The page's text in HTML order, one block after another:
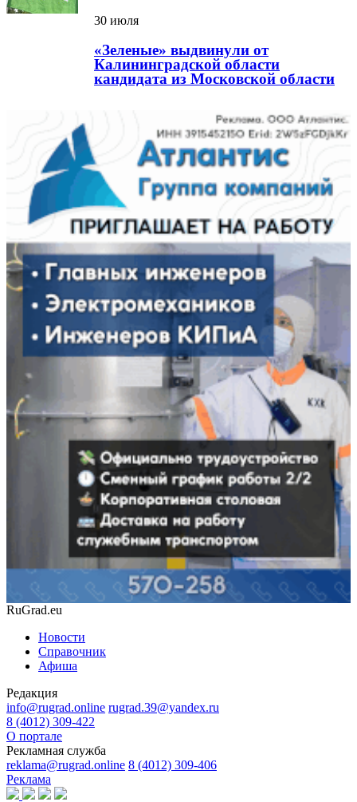
30 июля
«Зеленые» выдвинули от
Калининградской области
кандидата из Московской области
RuGrad.eu
Новости
Справочник
Афиша
Редакция
info@rugrad.online rugrad.39@yandex.ru
8 (4012) 309-422
О портале
Рекламная служба
reklama@rugrad.online 8 (4012) 309-406
Реклама